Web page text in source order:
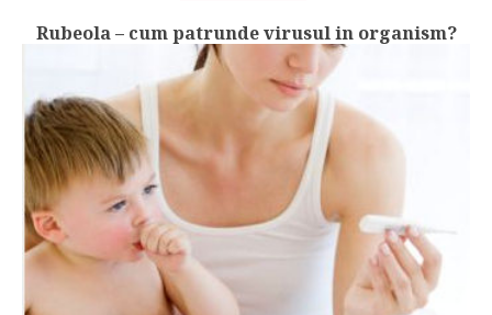
Rubeola – cum patrunde virusul in organism?